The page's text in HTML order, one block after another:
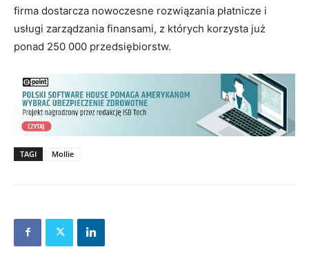
firma dostarcza nowoczesne rozwiązania płatnicze i
usługi zarządzania finansami, z których korzysta już
ponad 250 000 przedsiębiorstw.
TAGI Mollie